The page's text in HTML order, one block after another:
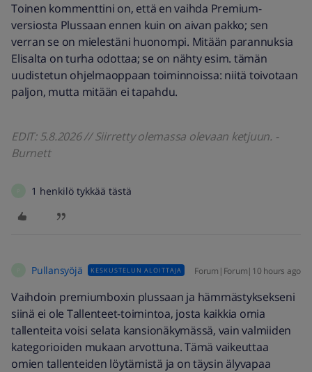
Toinen kommenttini on, että en vaihda Premium-
versiosta Plussaan ennen kuin on aivan pakko; sen
verran se on mielestäni huonompi. Mitään parannuksia
Elisalta on turha odottaa; se on nähty esim. tämän
uudistetun ohjelmaoppaan toiminnoissa: niitä toivotaan
paljon, mutta mitään ei tapahdu.
EDIT: 5.8.2026 // Siirretty olemassa olevaan ketjuun. -
Burnett
1 henkilö tykkää tästä
Pullansyöjä KESKUSTELUN ALOITTAJA Forum|Forum|10 hours ago
Vaihdoin premiumboxin plussaan ja hämmästyksekseni
siinä ei ole Tallenteet-toimintoa, josta kaikkia omia
tallenteita voisi selata kansionäkymässä, vain valmiiden
kategorioiden mukaan arvottuna. Tämä vaikeuttaa
omien tallenteiden löytämistä ja on täysin älyvapaa